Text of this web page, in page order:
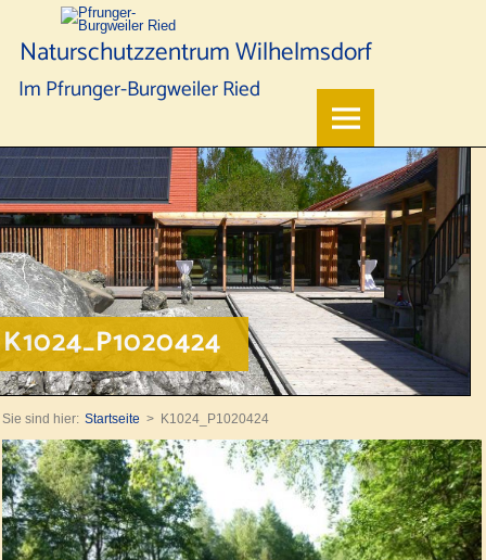
Naturschutzzentrum Wilhelmsdorf
Im Pfrunger-Burgweiler Ried
K1024_P1020424
Sie sind hier: Startseite K1024_P1020424